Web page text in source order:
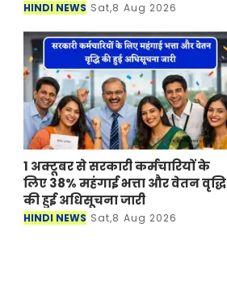
HINDI NEWS Sat,8 Aug 2026
1 अक्टूबर से सरकारी कर्मचारियों के
लिए 38% महंगाई भत्ता और वेतन वृद्धि
की हुई अधिसूचना जारी
HINDI NEWS Sat,8 Aug 2026